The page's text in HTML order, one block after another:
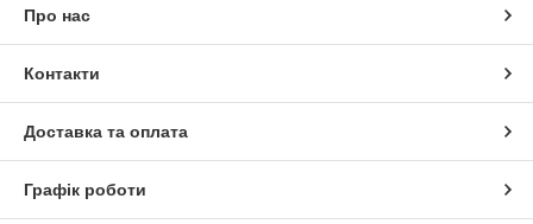
Про нас
Контакти
Доставка та оплата
Графік роботи